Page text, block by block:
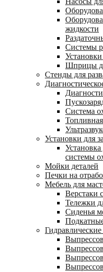
жидкости
Системы
Шприцы
Стенды для
Система
Установки для
системы
Мойки деталей
Печки на
Мебель для
Верстаки
Тележки
Сиденья